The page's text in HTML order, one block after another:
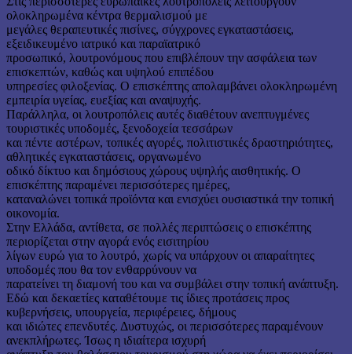
ολοκληρωμένα κέντρα θερμαλισμού με
μεγάλες θεραπευτικές πισίνες, σύγχρονες εγκαταστάσεις,
εξειδικευμένο ιατρικό και παραϊατρικό
προσωπικό, λουτρονόμους που επιβλέπουν την ασφάλεια των
επισκεπτών, καθώς και υψηλού επιπέδου
υπηρεσίες φιλοξενίας. Ο επισκέπτης απολαμβάνει ολοκληρωμένη
εμπειρία υγείας, ευεξίας και αναψυχής.
Παράλληλα, οι λουτροπόλεις αυτές διαθέτουν ανεπτυγμένες
τουριστικές υποδομές, ξενοδοχεία τεσσάρων
και πέντε αστέρων, τοπικές αγορές, πολιτιστικές δραστηριότητες,
αθλητικές εγκαταστάσεις, οργανωμένο
οδικό δίκτυο και δημόσιους χώρους υψηλής αισθητικής. Ο
επισκέπτης παραμένει περισσότερες ημέρες,
καταναλώνει τοπικά προϊόντα και ενισχύει ουσιαστικά την τοπική
οικονομία.
Στην Ελλάδα, αντίθετα, σε πολλές περιπτώσεις ο επισκέπτης
περιορίζεται στην αγορά ενός εισιτηρίου
λίγων ευρώ για το λουτρό, χωρίς να υπάρχουν οι απαραίτητες
υποδομές που θα τον ενθαρρύνουν να
παρατείνει τη διαμονή του και να συμβάλει στην τοπική ανάπτυξη.
Εδώ και δεκαετίες καταθέτουμε τις ίδιες προτάσεις προς
κυβερνήσεις, υπουργεία, περιφέρειες, δήμους
και ιδιώτες επενδυτές. Δυστυχώς, οι περισσότερες παραμένουν
ανεκπλήρωτες. Ίσως η ιδιαίτερα ισχυρή